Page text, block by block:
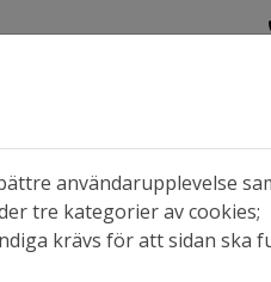
När du bor hos
användarupplevelse
tre kategorier av cookies;
krävs för att sidan ska